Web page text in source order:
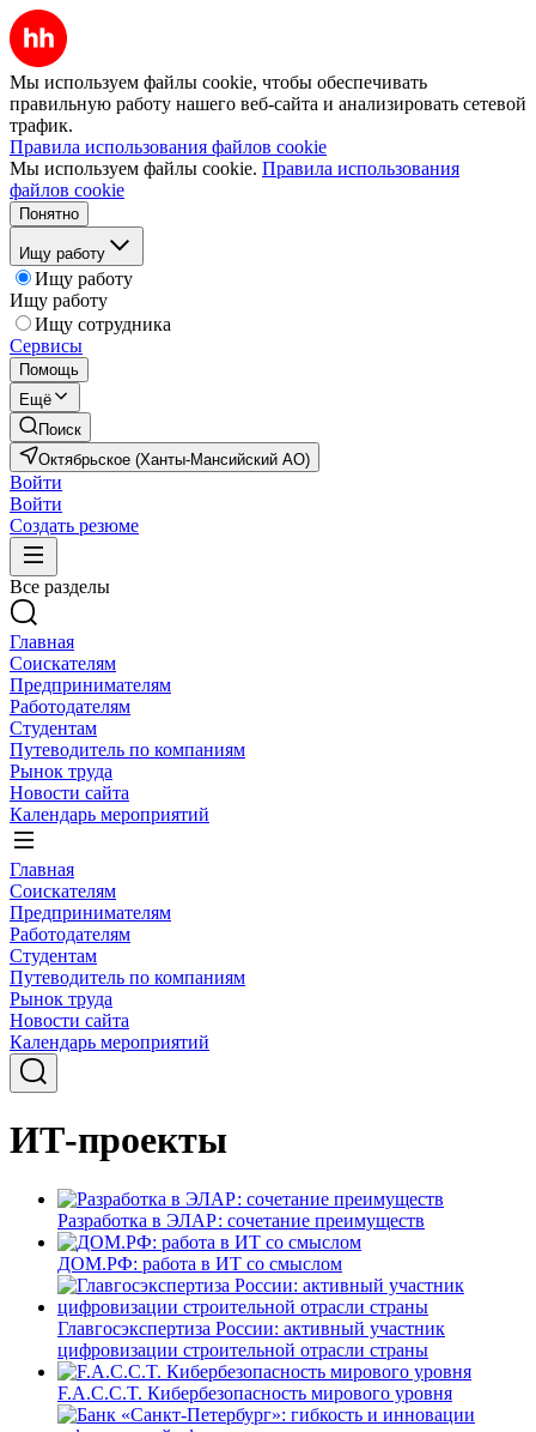
Мы используем файлы cookie, чтобы обеспечивать
правильную работу нашего веб-сайта и анализировать сетевой
трафик.
Правила использования файлов cookie
Мы используем файлы cookie. Правила использования
файлов cookie
Понятно
Ищу работу
Ищу работу
Ищу работу
Ищу сотрудника
Сервисы
Помощь
Ещё
Поиск
Октябрьское (Ханты-Мансийский АО)
Войти
Войти
Создать резюме
Все разделы
Главная
Соискателям
Предпринимателям
Работодателям
Студентам
Путеводитель по компаниям
Рынок труда
Новости сайта
Календарь мероприятий
Главная
Соискателям
Предпринимателям
Работодателям
Студентам
Путеводитель по компаниям
Рынок труда
Новости сайта
Календарь мероприятий
ИТ-проекты
Разработка в ЭЛАР: сочетание преимуществ
ДОМ.РФ: работа в ИТ со смыслом
Главгосэкспертиза России: активный участник
цифровизации строительной отрасли страны
F.A.C.C.T. Кибербезопасность мирового уровня